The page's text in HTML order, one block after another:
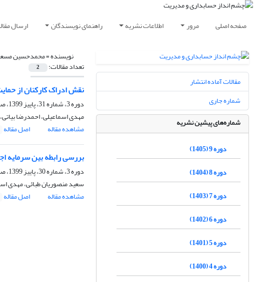
صفحه اصلی مرور اطلاعات نشریه راهنمای نویسندگان ارسال
نویسنده =محمدحسین
تعداد مقالات: 2
نقش ادراک کارکنان از
دوره 3، شماره 31، پاییز 1399، صفحه
مهدی اسماعیلی، احمدرضا
مشاهده مقاله
اصل مقاله
بررسی رابطه بین سرمایه
دوره 3، شماره 30، پاییز 1399، صفحه
سعید منصوریان طبائی، مهدی
مشاهده مقاله
اصل مقاله
مقالات آماده انتشار
شماره جاری
شماره‌های پیشین نشریه
دوره 9 (1405)
دوره 8 (1404)
دوره 7 (1403)
دوره 6 (1402)
دوره 5 (1401)
دوره 4 (1400)